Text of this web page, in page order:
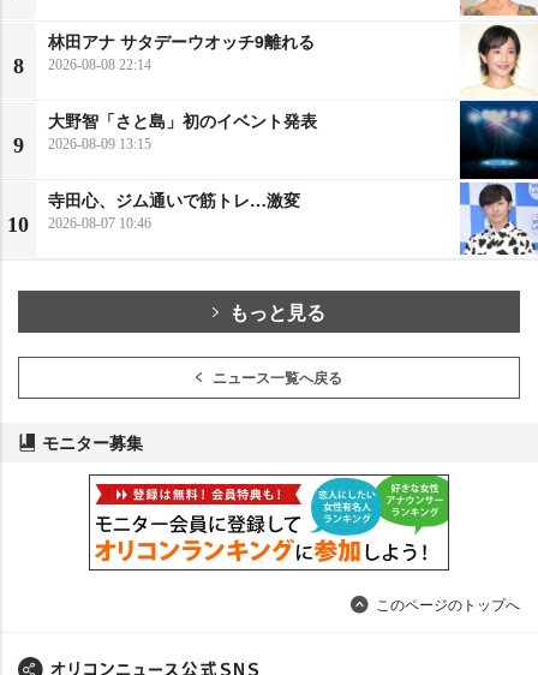
8
林田アナ サタデーウオッチ9離れる
2026-08-08 22:14
9
大野智「さと島」初のイベント発表
2026-08-09 13:15
10
寺田心、ジム通いで筋トレ…激変
2026-08-07 10:46
もっと見る
ニュース一覧へ戻る
モニター募集
このページのトップへ